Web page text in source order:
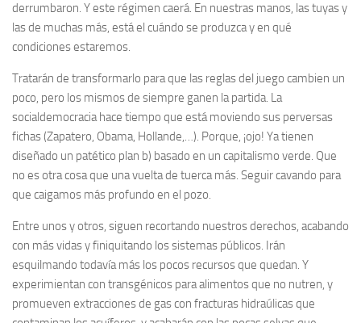
derrumbaron. Y este régimen caerá. En nuestras manos, las tuyas y
las de muchas más, está el cuándo se produzca y en qué
condiciones estaremos.
Tratarán de transformarlo para que las reglas del juego cambien un
poco, pero los mismos de siempre ganen la partida. La
socialdemocracia hace tiempo que está moviendo sus perversas
fichas (Zapatero, Obama, Hollande,…). Porque, ¡ojo! Ya tienen
diseñado un patético plan b) basado en un capitalismo verde. Que
no es otra cosa que una vuelta de tuerca más. Seguir cavando para
que caigamos más profundo en el pozo.
Entre unos y otros, siguen recortando nuestros derechos, acabando
con más vidas y finiquitando los sistemas públicos. Irán
esquilmando todavía más los pocos recursos que quedan. Y
experimientan con transgénicos para alimentos que no nutren, y
promueven extracciones de gas con fracturas hidraúlicas que